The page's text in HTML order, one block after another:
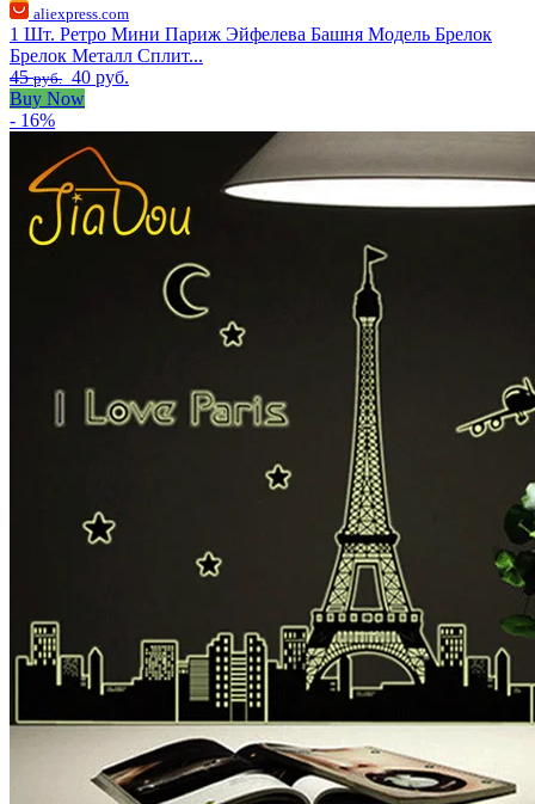
aliexpress.com
1 Шт. Ретро Мини Париж Эйфелева Башня Модель Брелок
Брелок Металл Сплит...
45руб. 40 руб.
Buy Now
- 16%